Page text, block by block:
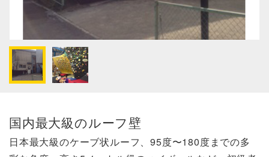
国内最大級のルーフ壁
日本最大級のケーブ状ルーフ、95度〜180度までの多